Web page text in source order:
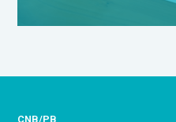
CNB/PB